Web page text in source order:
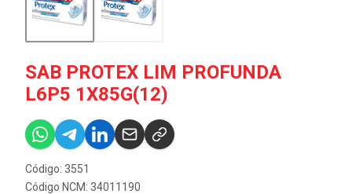
SAB PROTEX LIM PROFUNDA
L6P5 1X85G(12)
Código: 3551
Código NCM: 34011190